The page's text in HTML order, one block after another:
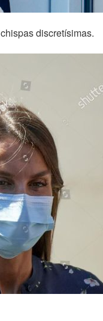
discretísimas.